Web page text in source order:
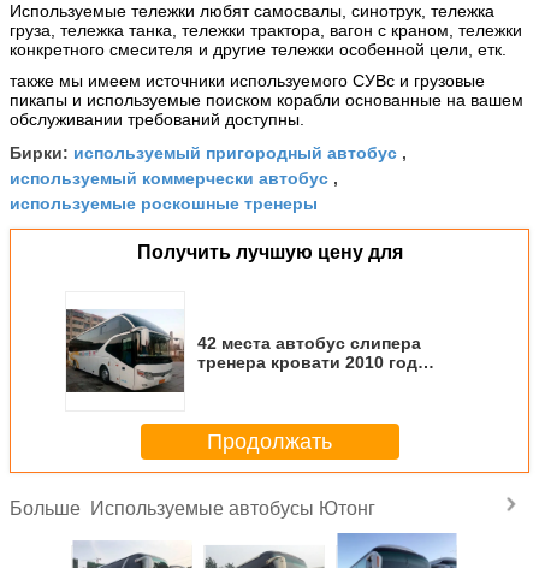
Используемые тележки любят самосвалы, синотрук, тележка
груза, тележка танка, тележки трактора, вагон с краном, тележки
конкретного смесителя и другие тележки особенной цели, етк.
также мы имеем источники используемого СУВс и грузовые
пикапы и используемые поиском корабли основанные на вашем
обслуживании требований доступны.
Бирки: используемый пригородный автобус ,
используемый коммерчески автобус ,
используемые роскошные тренеры
Получить лучшую цену для
42 места автобус слипера
тренера кровати 2010 год
Продолжать
Больше Используемые автобусы Ютонг